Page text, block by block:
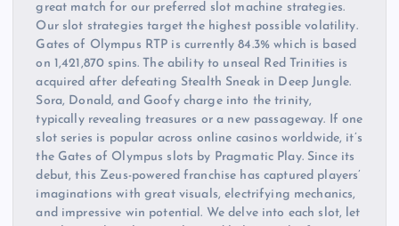
great match for our preferred slot machine strategies.
Our slot strategies target the highest possible volatility.
Gates of Olympus RTP is currently 84.3% which is based
on 1,421,870 spins. The ability to unseal Red Trinities is
acquired after defeating Stealth Sneak in Deep Jungle.
Sora, Donald, and Goofy charge into the trinity,
typically revealing treasures or a new passageway. If one
slot series is popular across online casinos worldwide, it’s
the Gates of Olympus slots by Pragmatic Play. Since its
debut, this Zeus-powered franchise has captured players’
imaginations with great visuals, electrifying mechanics,
and impressive win potential. We delve into each slot, let